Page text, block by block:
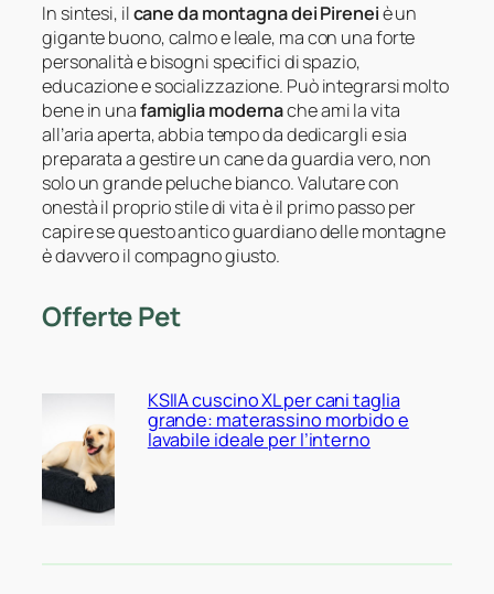
In sintesi, ilcane da montagna dei Pireneiè un
gigante buono, calmo e leale, ma con una forte
personalità e bisogni specifici di spazio,
educazione e socializzazione. Può integrarsi molto
bene in unafamiglia modernache ami la vita
all’aria aperta, abbia tempo da dedicargli e sia
preparata a gestire un cane da guardia vero, non
solo un grande peluche bianco. Valutare con
onestà il proprio stile di vita è il primo passo per
capire se questo antico guardiano delle montagne
è davvero il compagno giusto.
Offerte Pet
KSIIA cuscino XL per cani taglia
grande: materassino morbido e
lavabile ideale per l’interno